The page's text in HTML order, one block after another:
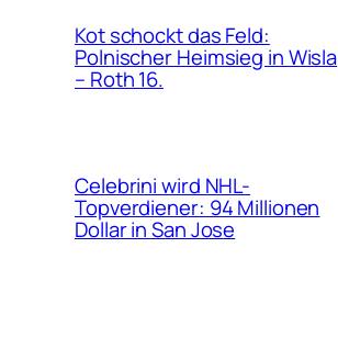
Kot schockt das Feld:
Polnischer Heimsieg in Wisla
– Roth 16.
Celebrini wird NHL-
Topverdiener: 94 Millionen
Dollar in San Jose